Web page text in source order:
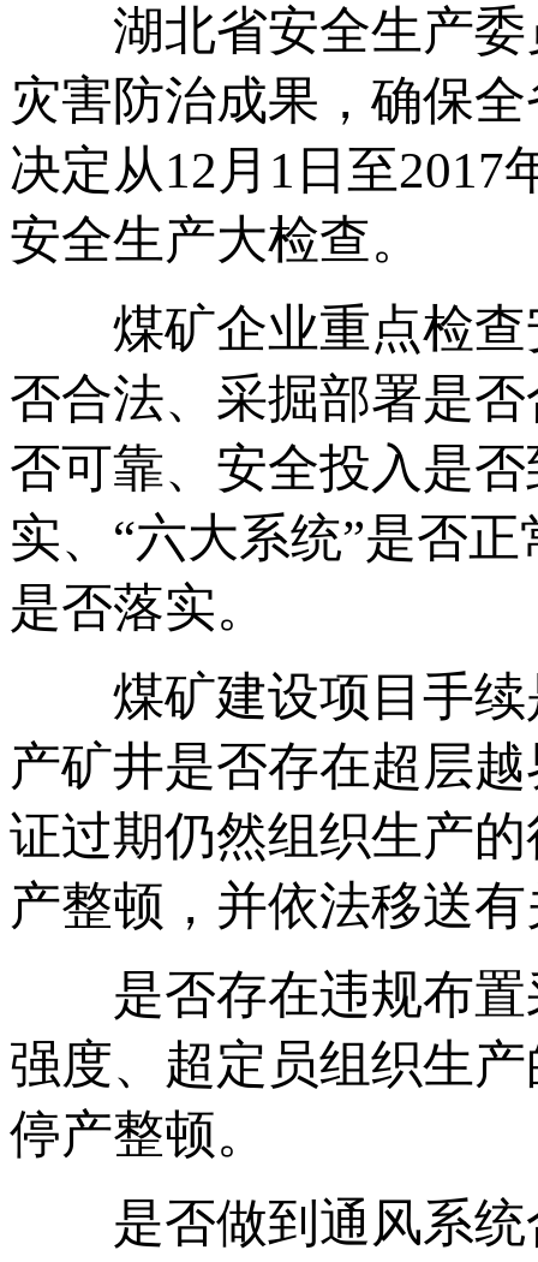
湖北省安全生产委
灾害防治成果，确保
决定从12月1日至2017
安全生产大检查。
煤矿企业重点检查
否合法、采掘部署是
否可靠、安全投入是
实、“六大系统”是否
是否落实。
煤矿建设项目手续
产矿井是否存在超层
证过期仍然组织生产
产整顿，并依法移送
是否存在违规布置
强度、超定员组织生
停产整顿。
是否做到通风系统